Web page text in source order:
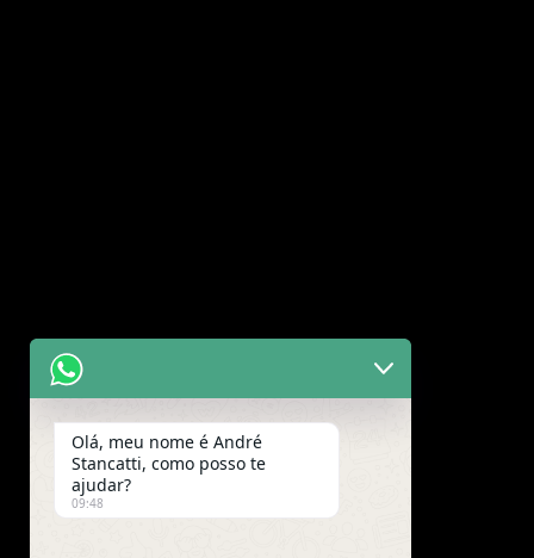
Olá, meu nome é André
Stancatti, como posso te
ajudar?
09:48